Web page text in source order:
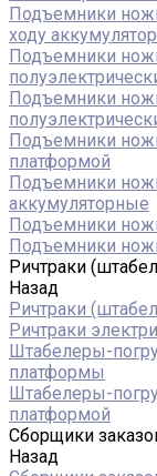
Подъемники
ходу
Подъемники
Подъемники
Подъемники
платформой
Подъемники
аккумуляторные
Подъемники
Подъемники
Ричтраки
Назад
Ричтраки
Ричтраки
Штабелеры-
платформы
Штабелеры-
платформой
Сборщики
Назад